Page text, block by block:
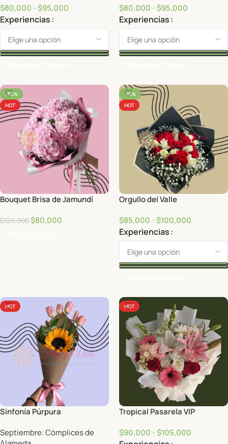
$80,000 -$95,000
Experiencias
$80,000 -$95,000
Experiencias
-33%
HOT
Bouquet Brisa de Jamundí
$120,000$80,000
-15%
HOT
Orgullo del Valle
$85,000 -$100,000
Experiencias
HOT
Sinfonía Púrpura
Septiembre: Cómplices de
HOT
Tropical Pasarela VIP
$90,000 -$105,000